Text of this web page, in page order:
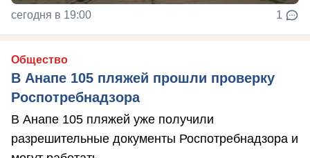
сегодня в 19:00 1
Общество
В Анапе 105 пляжей прошли проверку
Роспотребнадзора
В Анапе 105 пляжей уже получили
разрешительные документы Роспотребнадзора и